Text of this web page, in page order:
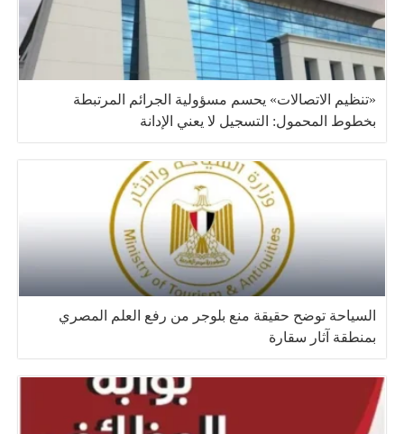
«تنظيم الاتصالات» يحسم مسؤولية الجرائم المرتبطة
بخطوط المحمول: التسجيل لا يعني الإدانة
السياحة توضح حقيقة منع بلوجر من رفع العلم المصري
بمنطقة آثار سقارة